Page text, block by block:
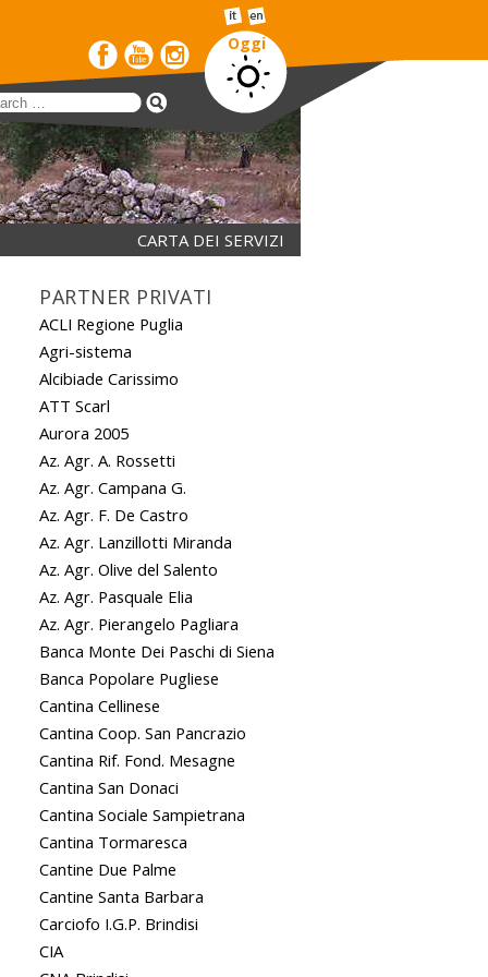
Oggi
CARTA DEI SERVIZI
PARTNER PRIVATI
ACLI Regione Puglia
Agri-sistema
Alcibiade Carissimo
ATT Scarl
Aurora 2005
Az. Agr. A. Rossetti
Az. Agr. Campana G.
Az. Agr. F. De Castro
Az. Agr. Lanzillotti Miranda
Az. Agr. Olive del Salento
Az. Agr. Pasquale Elia
Az. Agr. Pierangelo Pagliara
Banca Monte Dei Paschi di Siena
Banca Popolare Pugliese
Cantina Cellinese
Cantina Coop. San Pancrazio
Cantina Rif. Fond. Mesagne
Cantina San Donaci
Cantina Sociale Sampietrana
Cantina Tormaresca
Cantine Due Palme
Cantine Santa Barbara
Carciofo I.G.P. Brindisi
CIA